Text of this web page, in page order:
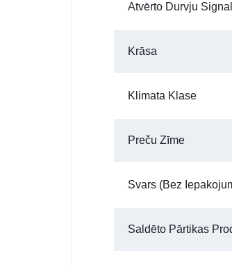
Atvērto Durvju
Krāsa
Klimata Klase
Preču Zīme
Svars (bez
Saldēto Pārtikas